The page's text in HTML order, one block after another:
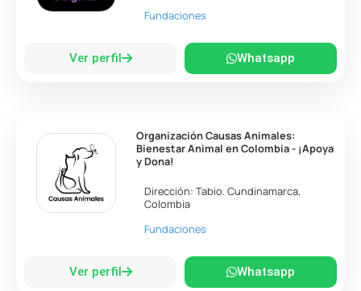
Fundaciones
Ver perfil Whatsapp
Organización Causas Animales:
Bienestar Animal en Colombia - ¡Apoya
y Dona!
Dirección:Tabio.Cundinamarca,
Colombia
Fundaciones
Ver perfil Whatsapp